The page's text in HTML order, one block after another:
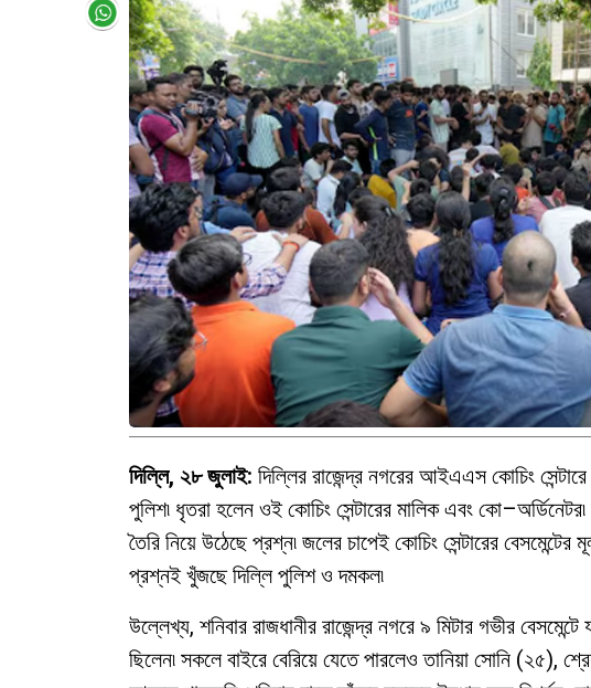
দিল্লি, ২৮ জুলাই: দিল্লির রাজেন্দ্র নগরের আইএএস কোচিং
পুলিশ৷ ধৃতরা হলেন ওই কোচিং সেন্টারের মালিক এবং কো–অর্ডিনেটর৷
তৈরি নিয়ে উঠেছে প্রশ্ন৷ জলের চাপেই কোচিং সেন্টারের
প্রশ্নই খুঁজছে দিল্লি পুলিশ ও দমকল৷
উল্লেখ্য, শনিবার রাজধানীর রাজেন্দ্র নগরে ৯ মিটার গভীর
ছিলেন৷ সকলে বাইরে বেরিয়ে যেতে পারলেও তানিয়া সোনি (২৫),